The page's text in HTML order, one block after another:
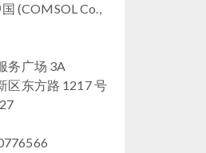
(COMSOL Co.,
务广场 3A
区东方路 1217 号